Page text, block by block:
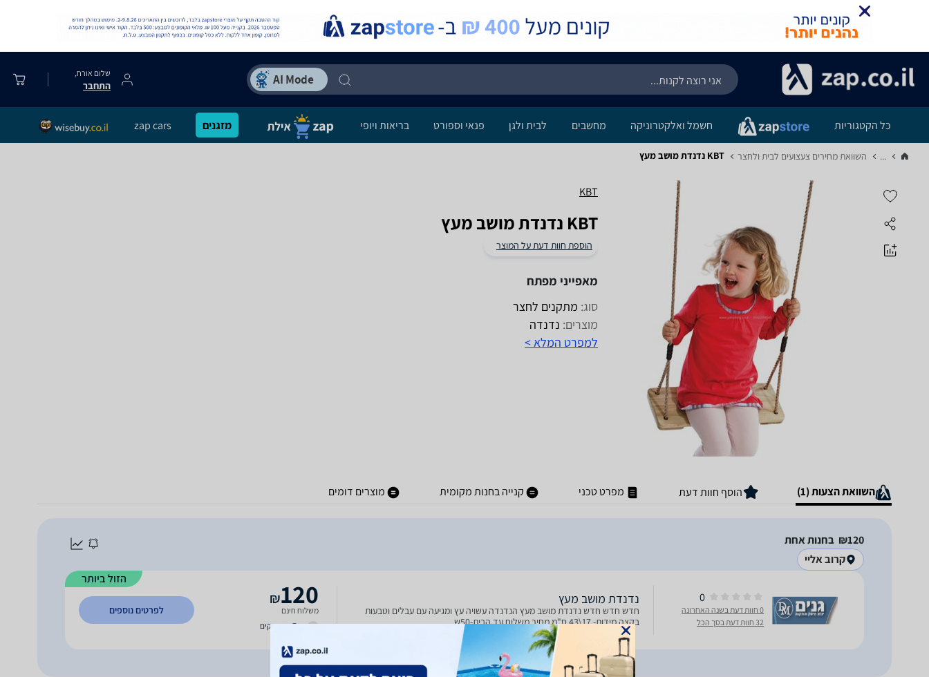
שלום אורח,
התחבר
כל הקטגוריות חשמל ואלקטרוניקה מחשבים לבית ולגן פנאי וספורט בריאות ויופי מזגנים zap cars
... השוואת מחירים צעצועים לבית ולחצר‏ KBT נדנדת מושב מעץ
KBT
KBT נדנדת מושב מעץ
הוספת חוות דעת על המוצר
מאפייני מפתח
סוג: מתקנים לחצר
מוצרים: נדנדה
למפרט המלא >
השוואת הצעות (1) הוסף חוות דעת מפרט טכני קנייה בחנות מקומית מוצרים דומים
120‏₪
בחנות אחת
קרוב אליי
הזול ביותר
0
0 חוות דעת בשנה האחרונה
32 חוות דעת בסך הכל
נדנדת מושב מעץ
חדש חדש חדש נדנדת מושב מעץ הנדנדה עשויה עץ ומגיעה עם עבלים וטבעות
בקצה מידות- 17\43 ס"מ מחיר משלוח עד הבית-50ש
120
₪
משלוח חינם
עד 7 ימי עסקים
לפרטים נוספים